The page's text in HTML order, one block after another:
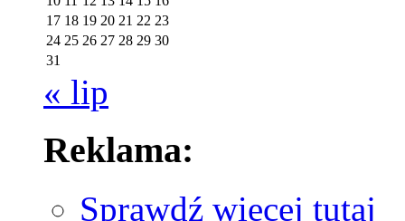
17 18 19 20 21 22 23
24 25 26 27 28 29 30
31
« lip
Reklama:
Sprawdź więcej tutaj